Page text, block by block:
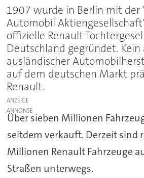
1907 wurde in Berlin mit der
Automobil
offizielle Renault
Deutschland gegründet. Kein
ausländischer
auf dem deutschen Markt
Renault.
ANZEIGE
Über sieben Millionen
seitdem verkauft. Derzeit sind
Millionen Renault Fahrzeuge
Straßen unterwegs.